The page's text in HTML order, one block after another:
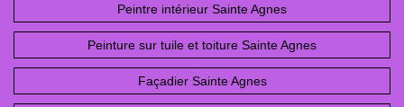
Peintre intérieur Sainte Agnes
Peinture sur tuile et toiture Sainte Agnes
Façadier Sainte Agnes